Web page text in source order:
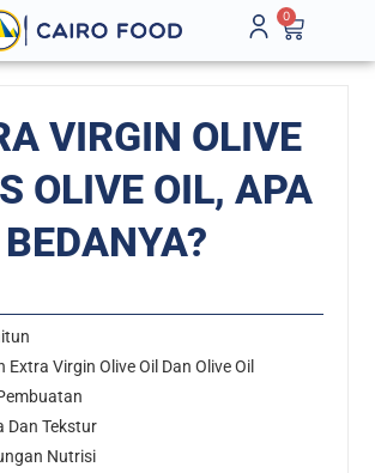
0
VIRGIN OLIVE
OLIVE OIL, APA
BEDANYA?
Extra Virgin Olive Oil Dan Olive Oil
Dan Tekstur
Nutrisi